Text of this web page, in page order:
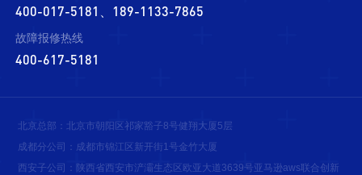
400-017-5181、189-1133-7865
故障报修热线
400-617-5181
北京总部：北京市朝阳区祁家豁子8号健翔大厦5层
成都分公司：成都市锦江区新开街1号金竹大厦
西安子公司：陕西省西安市浐灞生态区欧亚大道3639号亚马逊aws联合创新